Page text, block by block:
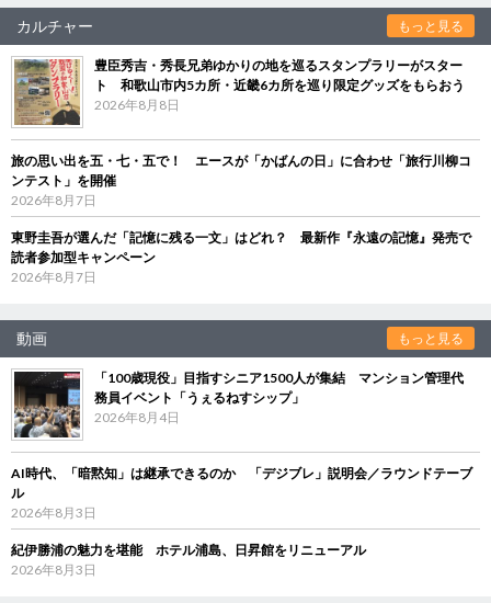
カルチャー もっと見る
豊臣秀吉・秀長兄弟ゆかりの地を巡るスタンプラリーがスター
ト 和歌山市内5カ所・近畿6カ所を巡り限定グッズをもらおう
2026年8月8日
旅の思い出を五・七・五で！ エースが「かばんの日」に合わせ「旅行川柳コ
ンテスト」を開催
2026年8月7日
東野圭吾が選んだ「記憶に残る一文」はどれ？ 最新作『永遠の記憶』発売で
読者参加型キャンペーン
2026年8月7日
動画 もっと見る
「100歳現役」目指すシニア1500人が集結 マンション管理代
務員イベント「うぇるねすシップ」
2026年8月4日
AI時代、「暗黙知」は継承できるのか 「デジブレ」説明会／ラウンドテーブ
ル
2026年8月3日
紀伊勝浦の魅力を堪能 ホテル浦島、日昇館をリニューアル
2026年8月3日